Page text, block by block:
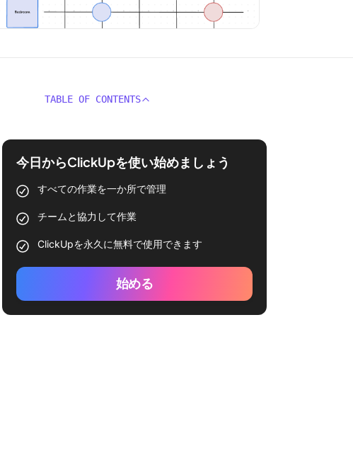
TABLE OF CONTENTS
今日からClickUpを使い始めましょう
すべての作業を一か所で管理
チームと協力して作業
ClickUpを永久に無料で使用できます
始める